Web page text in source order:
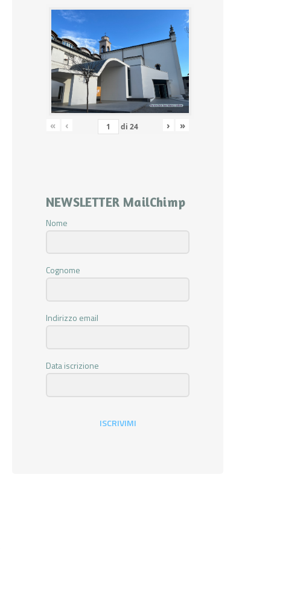
« ‹ di 24 › »
NEWSLETTER MailChimp
Nome
Cognome
Indirizzo email
Data iscrizione
ISCRIVIMI